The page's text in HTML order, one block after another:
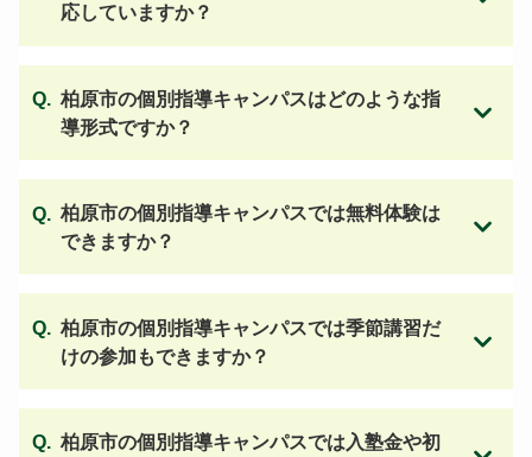
応していますか？
柏原市の個別指導キャンパスはどのような指
導形式ですか？
柏原市の個別指導キャンパスでは無料体験は
できますか？
柏原市の個別指導キャンパスでは季節講習だ
けの参加もできますか？
柏原市の個別指導キャンパスでは入塾金や初